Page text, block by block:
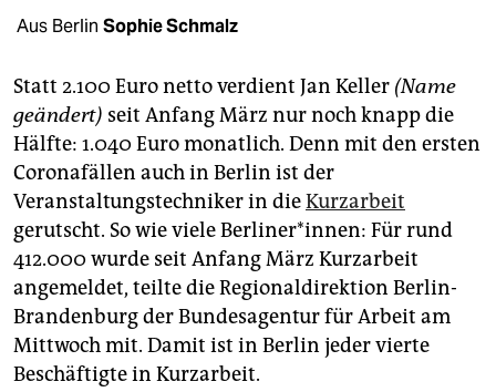
veranstaltungen
fragen & hilfe
unterstützen
abo
genossenschaft
epaper login
Aus Berlin Sophie Schmalz
Statt 2.100 Euro netto verdient Jan Keller (Name
geändert) seit Anfang März nur noch knapp die
Hälfte: 1.040 Euro monatlich. Denn mit den ersten
Coronafällen auch in Berlin ist der
Veranstaltungstechniker in dieKurzarbeit
gerutscht. So wie viele Berliner*innen: Für rund
412.000 wurde seit Anfang März Kurzarbeit
angemeldet, teilte die Regionaldirektion Berlin-
Brandenburg der Bundesagentur für Arbeit am
Mittwoch mit. Damit ist in Berlin jeder vierte
Beschäftigte in Kurzarbeit.